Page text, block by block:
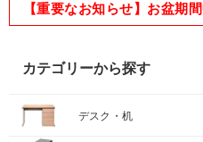
【重要なお知らせ】お盆期
カテゴリーから探す
デスク・机